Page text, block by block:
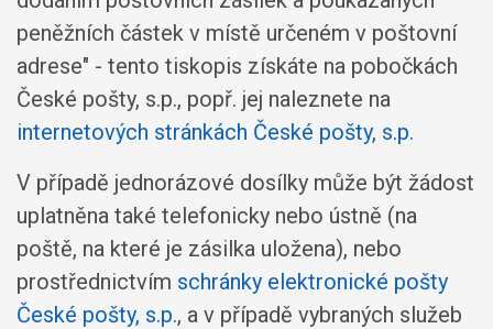
peněžních částek v místě určeném v poštovní
adrese" - tento tiskopis získáte na pobočkách
České pošty, s.p., popř. jej naleznete na
internetových stránkách České pošty, s.p.
V případě jednorázové dosílky může být žádost
uplatněna také telefonicky nebo ústně (na
poště, na které je zásilka uložena), nebo
prostřednictvím schránky elektronické pošty
České pošty, s.p., a v případě vybraných služeb